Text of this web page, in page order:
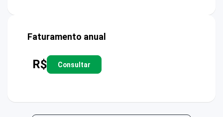
Faturamento anual
R$ Consultar